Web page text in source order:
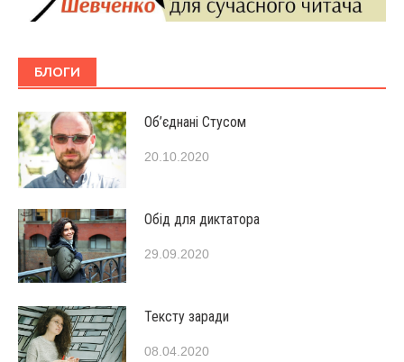
БЛОГИ
Об’єднані Стусом
20.10.2020
Обід для диктатора
29.09.2020
Тексту заради
08.04.2020